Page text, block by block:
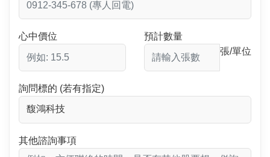
心中價位
預計數量
張/單位
詢問標的 (若有指定)
其他諮詢事項